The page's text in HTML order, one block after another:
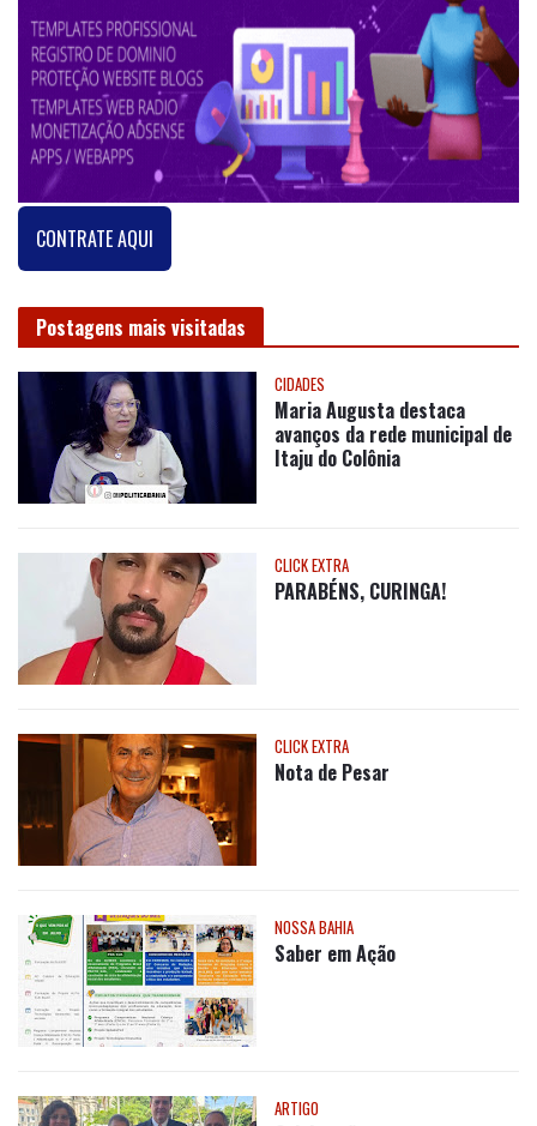
Confira nossas
últimas
notíciasno Google
News
SIGA-NOS
CM EMPRESA
CONTRATE AQUI
CIDADES
CLICK EXTRA